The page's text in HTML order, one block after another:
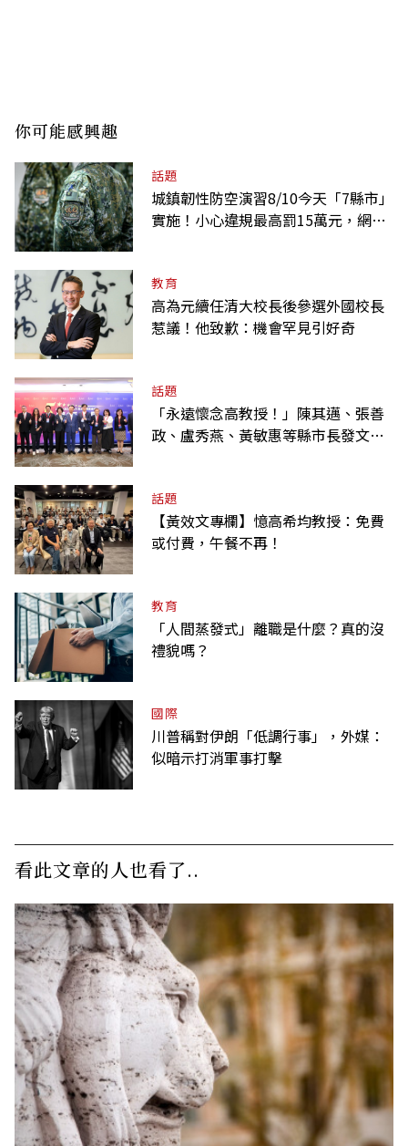
你可能感興趣
話題
城鎮韌性防空演習8/10今天「7縣市」
實施！小心違規最高罰15萬元，網路
教育
高為元續任清大校長後參選外國校長
惹議！他致歉：機會罕見引好奇
話題
「永遠懷念高教授！」陳其邁、張善
政、盧秀燕、黃敏惠等縣市長發文弔
話題
【黃效文專欄】憶高希均教授：免費
或付費，午餐不再！
教育
「人間蒸發式」離職是什麼？真的沒
禮貌嗎？
國際
川普稱對伊朗「低調行事」，外媒：
似暗示打消軍事打擊
看此文章的人也看了..